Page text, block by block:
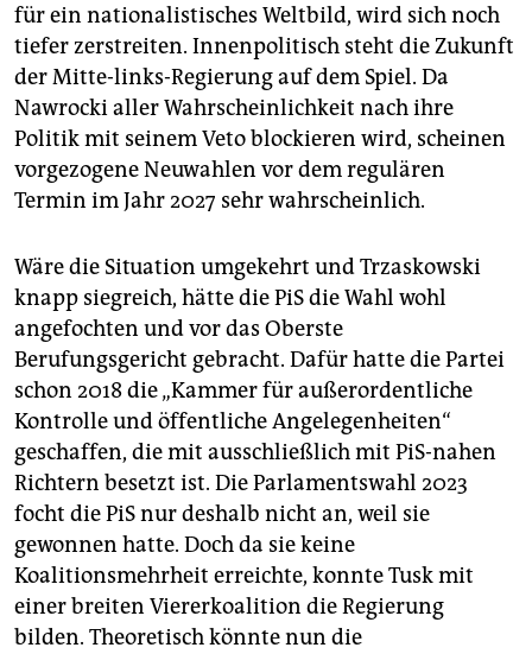
für ein natio­nalistisches Weltbild, wird sich noch
tiefer zerstreiten. Innenpolitisch steht die Zukunft
der Mitte-links-Regierung auf dem Spiel. Da
Nawrocki aller Wahrscheinlichkeit nach ihre
Politik mit seinem Veto blockieren wird, scheinen
vorgezogene Neuwahlen vor dem regulären
Termin im Jahr 2027 sehr wahrscheinlich.
Wäre die Situation umgekehrt und Trzaskowski
knapp siegreich, hätte die PiS die Wahl wohl
angefochten und vor das Oberste
Berufungsgericht gebracht. Dafür hatte die Partei
schon 2018 die „Kammer für außerordentliche
Kontrolle und öffentliche Angelegenheiten“
geschaffen, die mit ausschließlich mit PiS-nahen
Richtern besetzt ist. Die Parlamentswahl 2023
focht die PiS nur deshalb nicht an, weil sie
gewonnen hatte. Doch da sie keine
Koalitionsmehrheit erreichte, konnte Tusk mit
einer breiten Viererkoalition die Regierung
bilden. Theoretisch könnte nun die